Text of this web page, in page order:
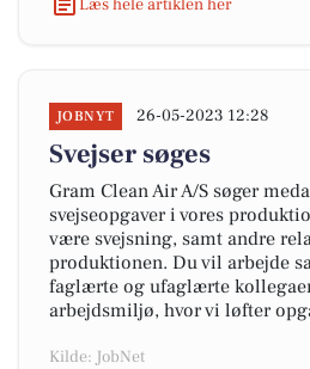
JOBNYT 26-05-2023 12:28
Svejser søges
Gram Clean Air A/S søger
svejseopgaver i vores
være svejsning, samt andre
produktionen. Du vil arbejde
faglærte og ufaglærte
arbejdsmiljø, hvor vi løfter
Kilde: JobNet